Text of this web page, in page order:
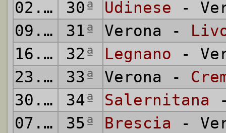
02.04. 1950
30ª Udinese -
09.04.
1950
31ª Verona -
16.04.
1950
32ª Legnano -
23.04.
1950
33ª Verona -
30.04.
1950
34ª Salernitana
07.05.
1950
35ª Brescia -